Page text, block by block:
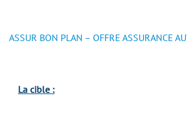
ASSUR BON PLAN – OFFRE ASSURANCE
La cible :